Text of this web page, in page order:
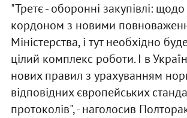
"Третє - оборонні закупівлі: щодо
кордоном з новими
Міністерства, і тут необхідно
цілий комплекс роботи. І в
нових правил з урахуванням
відповідних європейських
протоколів", - наголосив